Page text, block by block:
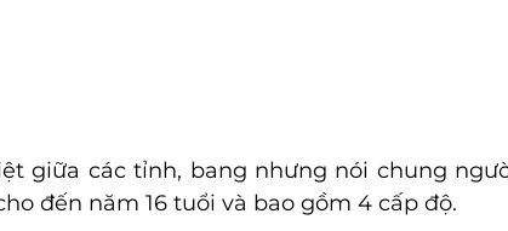
giữa các tỉnh, bang nhưng nói chung
đến năm 16 tuổi và bao gồm 4 cấp độ.